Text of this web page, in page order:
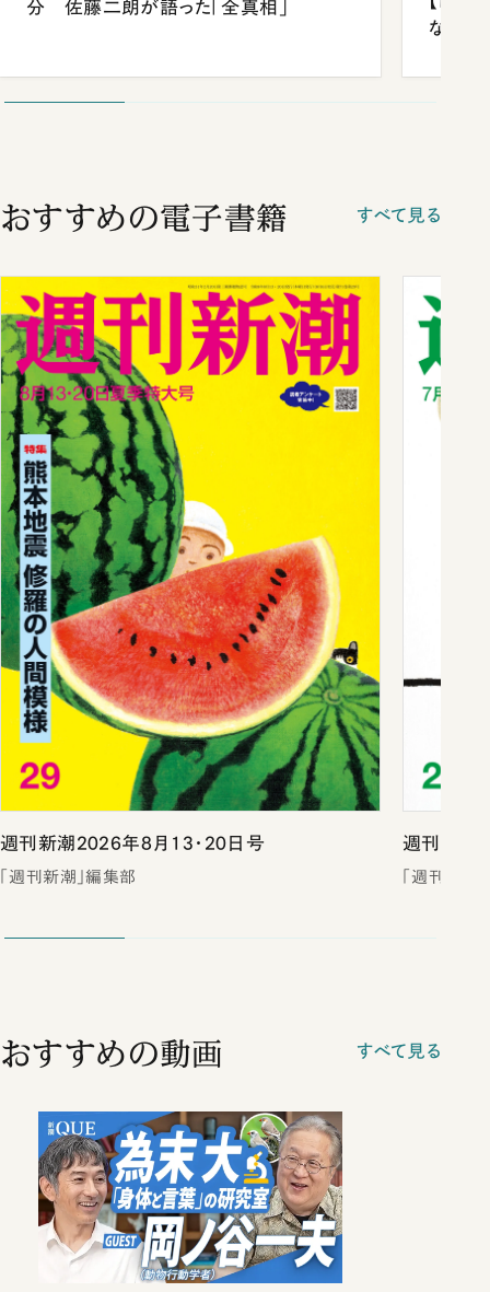
分 佐藤二朗が語った「全真相」
ながら
おすすめの電子書籍 すべて見る
週刊新潮2026年8月13・20日号
「週刊新潮」編集部
週刊新潮
「週刊新潮
おすすめの動画 すべて見る